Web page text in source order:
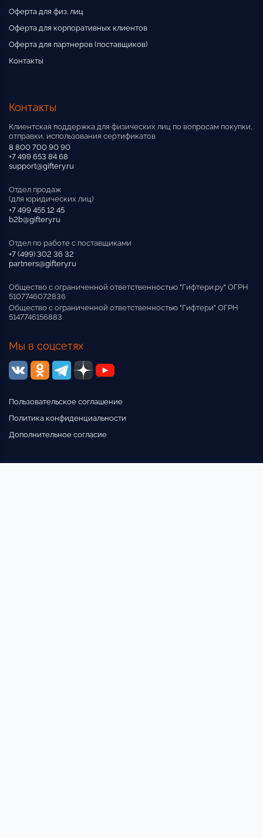
Оферта для физ. лиц
Оферта для корпоративных клиентов
Оферта для партнеров (поставщиков)
Контакты
Контакты
Клиентская поддержка для физических лиц по вопросам покупки,
отправки, использования сертификатов
8 800 700 90 90
+7 499 653 84 68
support@giftery.ru
Отдел продаж
(для юридических лиц)
+7 499 455 12 45
b2b@giftery.ru
Отдел по работе с поставщиками
+7 (499) 302 36 32
partners@giftery.ru
Общество с ограниченной ответственностью "Гифтери.ру" ОГРН
5107746072836
Общество с ограниченной ответственностью "Гифтери" ОГРН
5147746156883
Мы в соцсетях
Пользовательское соглашение
Политика конфиденциальности
Дополнительное согласие